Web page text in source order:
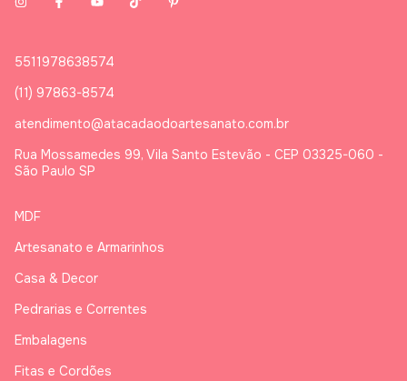
5511978638574
(11) 97863-8574
atendimento@atacadaodoartesanato.com.br
Rua Mossamedes 99, Vila Santo Estevão - CEP 03325-060 -
São Paulo SP
MDF
Artesanato e Armarinhos
Casa & Decor
Pedrarias e Correntes
Embalagens
Fitas e Cordões